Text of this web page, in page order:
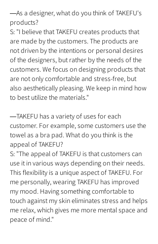
―As a designer, what do you think of TAKEFU's
products?
S: "I believe that TAKEFU creates products that
are made by the customers. The products are
not driven by the intentions or personal desires
of the designers, but rather by the needs of the
customers. We focus on designing products that
are not only comfortable and stress-free, but
also aesthetically pleasing. We keep in mind how
to best utilize the materials."
―TAKEFU has a variety of uses for each
customer. For example, some customers use the
towel as a bra pad. What do you think is the
appeal of TAKEFU?
S: "The appeal of TAKEFU is that customers can
use it in various ways depending on their needs.
This flexibility is a unique aspect of TAKEFU. For
me personally, wearing TAKEFU has improved
my mood. Having something comfortable to
touch against my skin eliminates stress and helps
me relax, which gives me more mental space and
peace of mind."